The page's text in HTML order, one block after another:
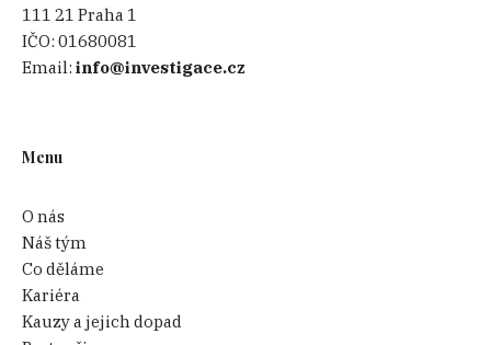
111 21 Praha 1
IČO:01680081
Email:info@investigace.cz
Menu
O nás
Náš tým
Co děláme
Kariéra
Kauzy a jejich dopad